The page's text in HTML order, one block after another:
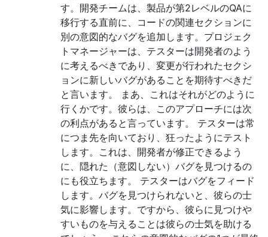
す。開発チームは、製品が第2レベルのQAに
移行する直前に、コードの関連セクションに
別の意図的なバグを追加します。プロジェク
トマネージャーは、テスターは開発者のよう
に考えるべきであり、変更が行われたセクシ
ョンに新しいバグがあることを期待すべきだ
と言います。 まあ、これはそれがどのように
行くかです。彼らは、このアプローチには次
の利点があると言っています。 テスターは常
につま先を向いており、狂ったようにテスト
します。これは、開発者が修正できるよう
に、隠れた（意図しない）バグを見つけるの
にも役立ちます。 テスターはバグをフィード
します。バグを見つけられないと、彼らの士
気に影響します。ですから、彼らに見つけや
すいものを与えることは彼らの士気を助ける